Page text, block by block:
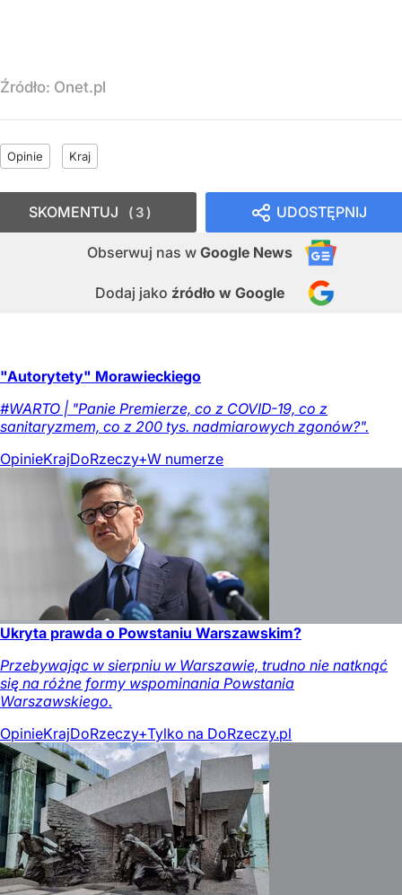
Źródło: Onet.pl
Opinie Kraj
UDOSTĘPNIJ
Obserwuj nas w Google News
Dodaj jako źródło w Google
SKOMENTUJ 3
"Autorytety" Morawieckiego
#WARTO | "Panie Premierze, co z COVID-19, co z
sanitaryzmem, co z 200 tys. nadmiarowych zgonów?".
OpinieKrajDoRzeczy+W numerze
Ukryta prawda o Powstaniu Warszawskim?
Przebywając w sierpniu w Warszawie, trudno nie natknąć
się na różne formy wspominania Powstania
Warszawskiego.
OpinieKrajDoRzeczy+Tylko na DoRzeczy.pl